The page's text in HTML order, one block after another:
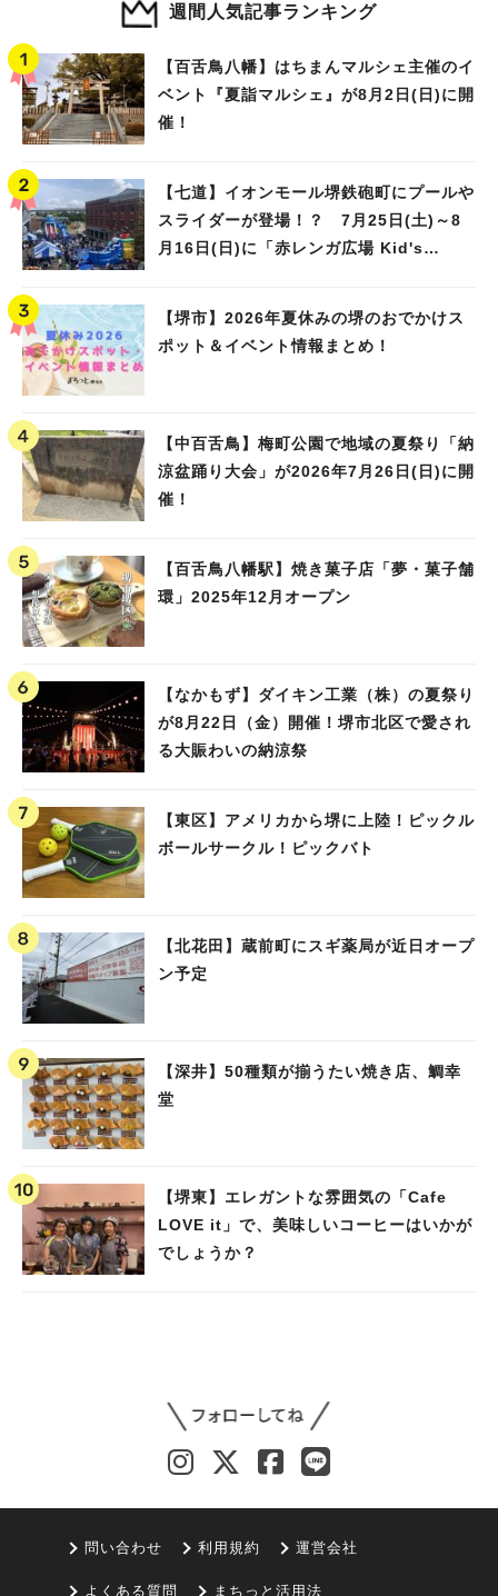
週間人気記事ランキング
【百舌鳥八幡】はちまんマルシェ主催のイ
ベント『夏詣マルシェ』が8月2日(日)に開
催！
【七道】イオンモール堺鉄砲町にプールや
スライダーが登場！？ 7月25日(土)～8
月16日(日)に「赤レンガ広場 Kid's
【堺市】2026年夏休みの堺のおでかけス
ポット＆イベント情報まとめ！
【中百舌鳥】梅町公園で地域の夏祭り「納
涼盆踊り大会」が2026年7月26日(日)に開
催！
【百舌鳥八幡駅】焼き菓子店「夢・菓子舗
環」2025年12月オープン
【なかもず】ダイキン工業（株）の夏祭り
が8月22日（金）開催！堺市北区で愛され
る大賑わいの納涼祭
【東区】アメリカから堺に上陸！ピックル
ボールサークル！ピックバト
【北花田】蔵前町にスギ薬局が近日オープ
ン予定
【深井】50種類が揃うたい焼き店、鯛幸
堂
【堺東】エレガントな雰囲気の「Cafe
LOVE it」で、美味しいコーヒーはいかが
でしょうか？
問い合わせ 利用規約 運営会社
よくある質問 まちっと活用法